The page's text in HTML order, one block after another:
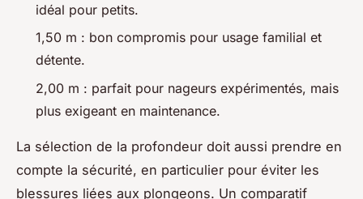
idéal pour petits.
1,50 m : bon compromis pour usage familial et
détente.
2,00 m : parfait pour nageurs expérimentés, mais
plus exigeant en maintenance.
La sélection de la profondeur doit aussi prendre en
compte la sécurité, en particulier pour éviter les
blessures liées aux plongeons. Un comparatif